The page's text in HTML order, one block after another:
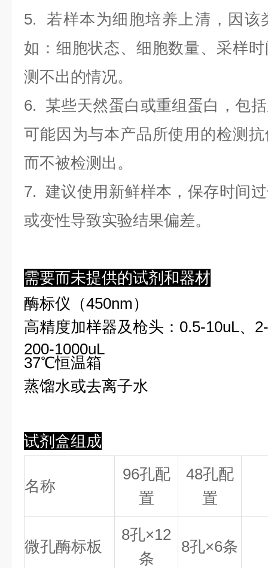
5. 若样本为细胞培养上清，因该
如：细胞状态、细胞数量、采样
测不出的情况。
6. 某些天然蛋白或重组蛋白，包
可能因为与本产品所使用的检测
而不被检测出。
7. 建议使用新鲜样本，保存时间
或变性导致实验结果偏差。
需要而未提供的试剂和器材
酶标仪（450nm）
高精度加样器及枪头：0.5-10uL、
200-1000uL
37℃恒温箱
蒸馏水或去离子水
试剂盒组成
名称
96孔配
置
48孔配
置
微孔酶标板
8孔×12
条
8孔×6条